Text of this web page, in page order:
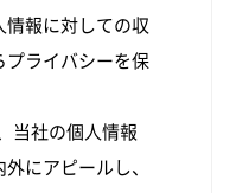
情報に対しての収
プライバシーを保
当社の個人情報
にアピールし、